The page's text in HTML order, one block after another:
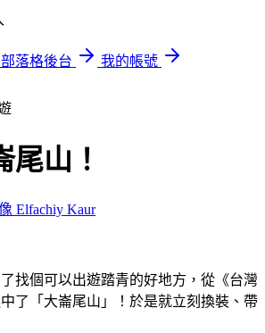
落格後台
我的帳號
尾山！
Elfachiy Kaur
找個可以出遊踏青的好地方，從《台灣
了「大崙尾山」！於是就立刻換裝、帶